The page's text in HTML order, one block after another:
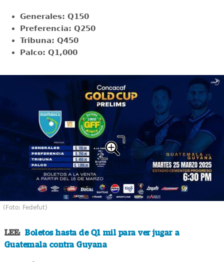
Generales: Q150
Preferencia: Q250
Tribuna: Q450
Palco: Q1,000
(Foto: Fedefut)
LEE:Boletos hasta de Q1 mil para ver jugar a
Guatemala contra Guyana